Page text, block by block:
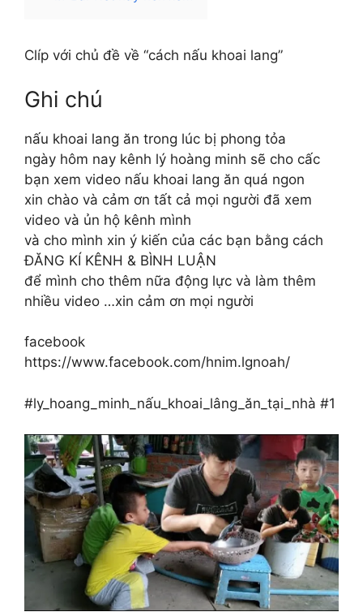
Clíp với chủ đề về “cách nấu khoai lang”
Ghi chú
nấu khoai lang ăn trong lúc bị phong tỏa
ngày hôm nay kênh lý hoàng minh sẽ cho cấc
bạn xem video nấu khoai lang ăn quá ngon
xin chào và cảm ơn tất cả mọi người đã xem
video và ủn hộ kênh mình
và cho mình xin ý kiến của các bạn bằng cách
ĐĂNG KÍ KÊNH & BÌNH LUẬN
để mình cho thêm nữa động lực và làm thêm
nhiều video …xin cảm ơn mọi người
facebook
https://www.facebook.com/hnim.lgnoah/
#ly_hoang_minh_nấu_khoai_lâng_ăn_tại_nhà #1